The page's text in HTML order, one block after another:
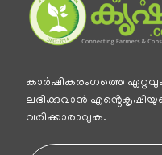
കാര്‍ഷികരംഗത്തെ
ലഭിക്കുവാന്‍
വരിക്കാരാവുക.